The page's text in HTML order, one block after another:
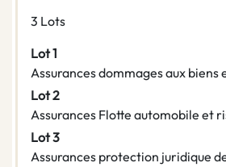
3 Lots
Lot 1
Assurances dommages aux biens
Lot 2
Assurances Flotte automobile et
Lot 3
Assurances protection juridique